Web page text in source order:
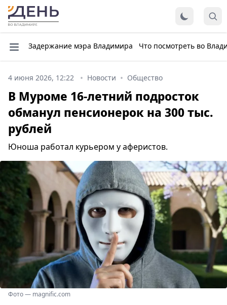
Задержание мэра Владимира Что посмотреть во
4 июня 2026, 12:22 Новости Общество
В Муроме 16-летний подросток
обманул пенсионерок на 300 тыс.
рублей
Юноша работал курьером у аферистов.
Фото — magnific.com